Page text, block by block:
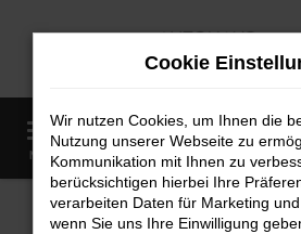
Zum
MENÜ
Startseite Fahrzeugangebote Fahrzeugmarkt
Cookie
Wir nutzen Cookies, um Ihnen die
Nutzung unserer Webseite zu
Kommunikation mit Ihnen zu
berücksichtigen hierbei Ihre
verarbeiten Daten für Marketing
wenn Sie uns Ihre Einwilligung